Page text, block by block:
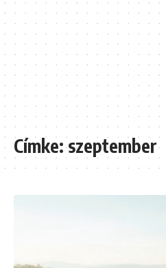
Címke:szeptember